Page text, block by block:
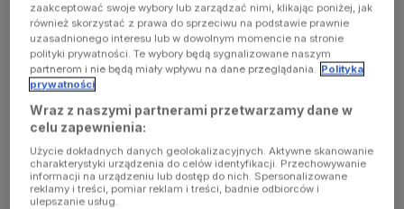
(see the
browser
console for
more
information)
zaakceptować swoje wybory lub zarządzać nimi, klikając poniżej, jak
również skorzystać z prawa do sprzeciwu na podstawie prawnie
uzasadnionego interesu lub w dowolnym momencie na stronie
polityki prywatności. Te wybory będą sygnalizowane naszym
partnerom i nie będą miały wpływu na dane przeglądania. Polityka
prywatności
Wraz z naszymi partnerami przetwarzamy dane w
celu zapewnienia:
Użycie dokładnych danych geolokalizacyjnych. Aktywne skanowanie
charakterystyki urządzenia do celów identyfikacji. Przechowywanie
informacji na urządzeniu lub dostęp do nich. Spersonalizowane
reklamy i treści, pomiar reklam i treści, badnie odbiorców i
ulepszanie usług.